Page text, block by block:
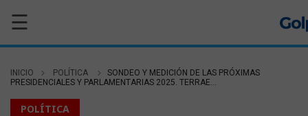
☰
INICIO POLÍTICA
SONDEO Y MEDICIÓN DE LAS PRÓXIMAS
PRESIDENCIALES Y PARLAMENTARIAS 2025. TERRAE...
POLÍTICA